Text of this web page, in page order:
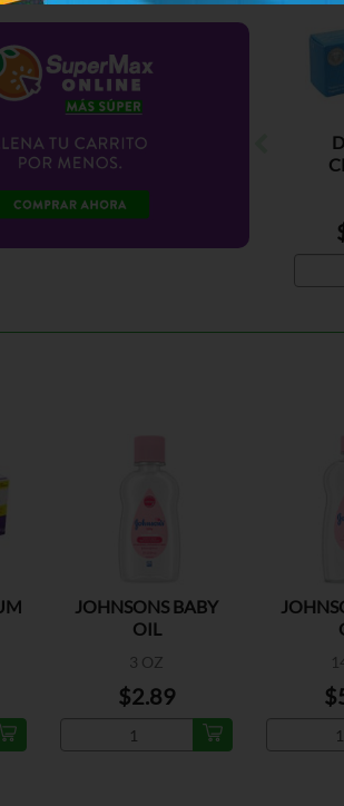
JOHNSONS BABY
OIL
3 OZ
$2.89